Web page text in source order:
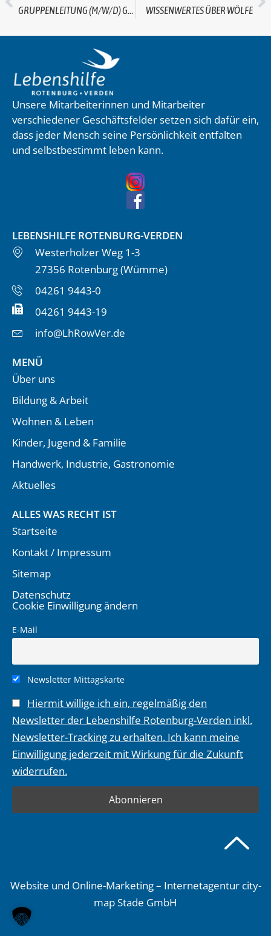
GRUPPENLEITUNG (M/W/D) GESUCHT…
WISSENWERTES ÜBER WÖLFE
Unsere Mitarbeiterinnen und Mitarbeiter
verschiedener Geschäftsfelder setzen sich dafür ein,
dass jeder Mensch seine Persönlichkeit entfalten
und selbstbestimmt leben kann.
LEBENSHILFE ROTENBURG-VERDEN
Westerholzer Weg 1-3
27356 Rotenburg (Wümme)
04261 9443-0
04261 9443-19
info@LhRowVer.de
MENÜ
Über uns
Bildung & Arbeit
Wohnen & Leben
Kinder, Jugend & Familie
Handwerk, Industrie, Gastronomie
Aktuelles
ALLES WAS RECHT IST
Startseite
Kontakt / Impressum
Sitemap
Datenschutz
Cookie Einwilligung ändern
E-Mail
Newsletter Mittagskarte
Hiermit willige ich ein, regelmäßig den
Newsletter der Lebenshilfe Rotenburg-Verden inkl.
Newsletter-Tracking zu erhalten. Ich kann meine
Einwilligung jederzeit mit Wirkung für die Zukunft
widerrufen.
Website und Online-Marketing – Internetagentur city-
map Stade GmbH